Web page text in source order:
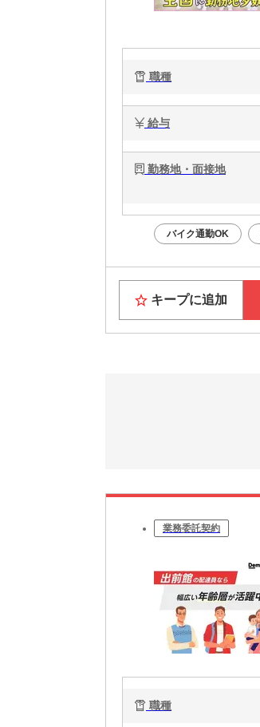
職種
給与
勤務地・面接地
バイク通勤OK
キープに追加
業務委託契約
職種